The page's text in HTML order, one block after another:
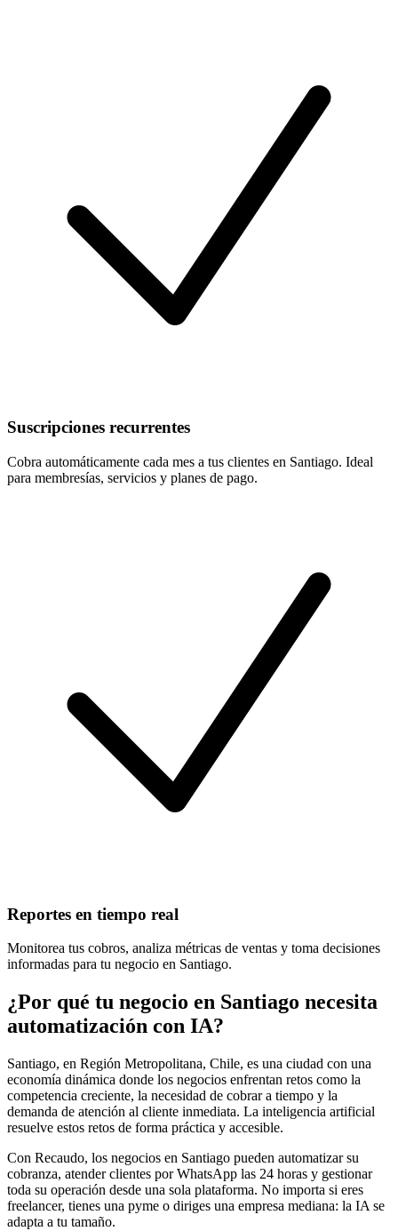
Suscripciones recurrentes
Cobra automáticamente cada mes a tus clientes en Santiago. Ideal
para membresías, servicios y planes de pago.
Reportes en tiempo real
Monitorea tus cobros, analiza métricas de ventas y toma decisiones
informadas para tu negocio en Santiago.
¿Por qué tu negocio en Santiago necesita
automatización con IA?
Santiago, en Región Metropolitana, Chile, es una ciudad con una
economía dinámica donde los negocios enfrentan retos como la
competencia creciente, la necesidad de cobrar a tiempo y la
demanda de atención al cliente inmediata. La inteligencia artificial
resuelve estos retos de forma práctica y accesible.
Con Recaudo, los negocios en Santiago pueden automatizar su
cobranza, atender clientes por WhatsApp las 24 horas y gestionar
toda su operación desde una sola plataforma. No importa si eres
freelancer, tienes una pyme o diriges una empresa mediana: la IA se
adapta a tu tamaño.